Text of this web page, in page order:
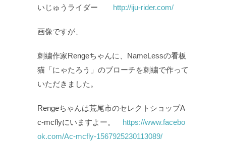
いじゅうライダー http://iju-rider.com/
画像ですが、
刺繍作家Rengeちゃんに、NameLessの看板
猫「にゃたろう」のブローチを刺繍で作って
いただきました。
Rengeちゃんは荒尾市のセレクトショップA
c-mcflyにいますよー。 https://www.facebo
ok.com/Ac-mcfly-1567925230113089/